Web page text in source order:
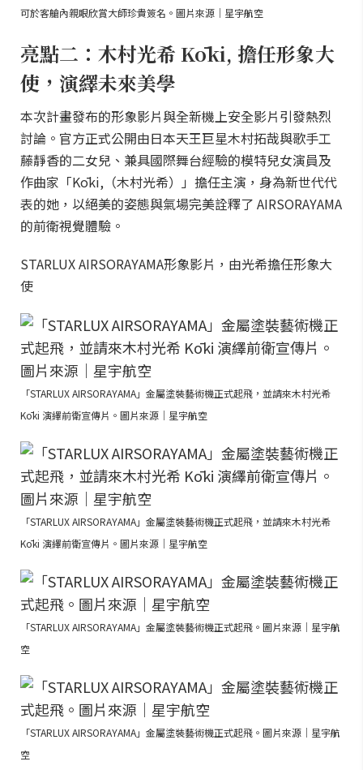
可於客艙內親眼欣賞大師珍貴簽名。圖片來源｜星宇航空
亮點二：木村光希 Kōki, 擔任形象大
使，演繹未來美學
本次計畫發布的形象影片與全新機上安全影片引發熱烈
討論。官方正式公開由日本天王巨星木村拓哉與歌手工
藤靜香的二女兒、兼具國際舞台經驗的模特兒女演員及
作曲家「Kōki,（木村光希）」擔任主演，身為新世代代
表的她，以絕美的姿態與氣場完美詮釋了 AIRSORAYAMA
的前衛視覺體驗。
STARLUX AIRSORAYAMA形象影片，由光希擔任形象大
使
「STARLUX AIRSORAYAMA」金屬塗裝藝術機正式起飛，並請來木村光希
Kōki 演繹前衛宣傳片。圖片來源｜星宇航空
「STARLUX AIRSORAYAMA」金屬塗裝藝術機正式起飛，並請來木村光希
Kōki 演繹前衛宣傳片。圖片來源｜星宇航空
「STARLUX AIRSORAYAMA」金屬塗裝藝術機正式起飛。圖片來源｜星宇航
空
「STARLUX AIRSORAYAMA」金屬塗裝藝術機正式起飛。圖片來源｜星宇航
空